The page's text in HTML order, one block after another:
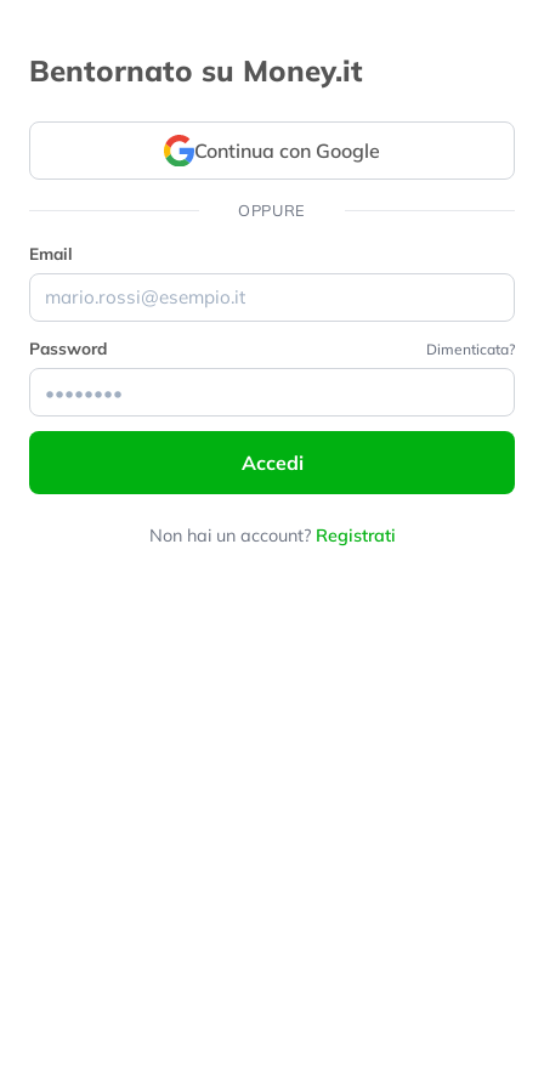
Bentornato su Money.it
Continua con Google
OPPURE
Email
Password Dimenticata?
Accedi
Non hai un account? Registrati